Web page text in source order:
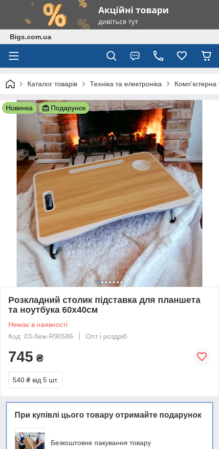
Bigs.com.ua
Каталог товарів Техніка та електроніка Комп'ютерна
Новинка Подарунок
Розкладний столик підставка для планшета
та ноутбука 60х40см
Немає в наявності
Код: 03-беж-R90586
Опт і роздріб
745 ₴
540 ₴ від 5 шт.
При купівлі цього товару отримайте подарунок
Безкоштовне пакування товару